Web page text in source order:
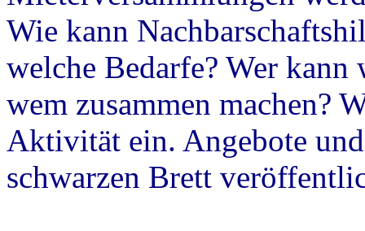
Wie kann
welche Bedarfe? Wer kann
wem zusammen machen?
Aktivität ein. Angebote
schwarzen Brett